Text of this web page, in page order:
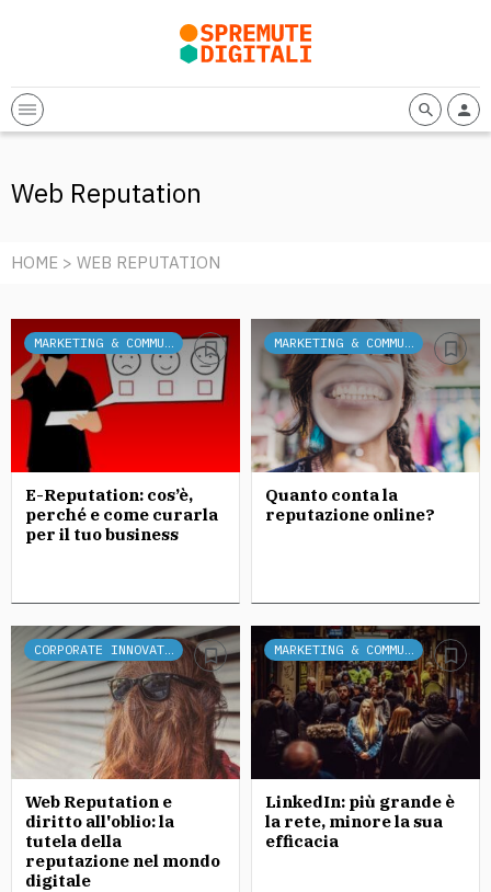
Web Reputation
HOME > WEB REPUTATION
MARKETING & COMMUNICATION
E-Reputation: cos’è,
perché e come curarla
per il tuo business
MARKETING & COMMUNICATION
Quanto conta la
reputazione online?
CORPORATE INNOVATION
Web Reputation e
diritto all'oblio: la
tutela della
reputazione nel mondo
digitale
MARKETING & COMMUNICATION
LinkedIn: più grande è
la rete, minore la sua
efficacia